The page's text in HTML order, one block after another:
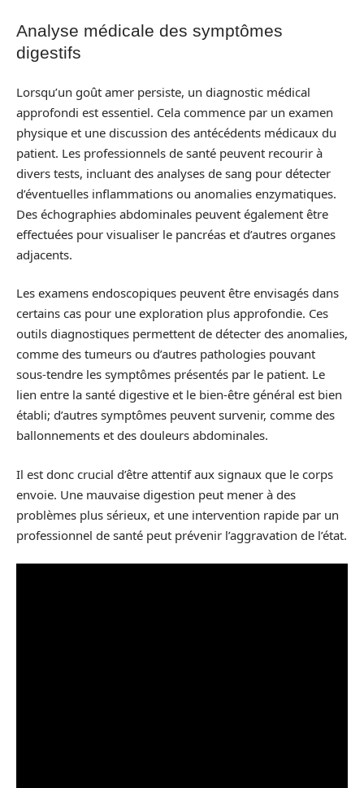
Analyse médicale des symptômes
digestifs
Lorsqu’un goût amer persiste, un diagnostic médical
approfondi est essentiel. Cela commence par un examen
physique et une discussion des antécédents médicaux du
patient. Les professionnels de santé peuvent recourir à
divers tests, incluant des analyses de sang pour détecter
d’éventuelles inflammations ou anomalies enzymatiques.
Des échographies abdominales peuvent également être
effectuées pour visualiser le pancréas et d’autres organes
adjacents.
Les examens endoscopiques peuvent être envisagés dans
certains cas pour une exploration plus approfondie. Ces
outils diagnostiques permettent de détecter des anomalies,
comme des tumeurs ou d’autres pathologies pouvant
sous-tendre les symptômes présentés par le patient. Le
lien entre la santé digestive et le bien-être général est bien
établi; d’autres symptômes peuvent survenir, comme des
ballonnements et des douleurs abdominales.
Il est donc crucial d’être attentif aux signaux que le corps
envoie. Une mauvaise digestion peut mener à des
problèmes plus sérieux, et une intervention rapide par un
professionnel de santé peut prévenir l’aggravation de l’état.